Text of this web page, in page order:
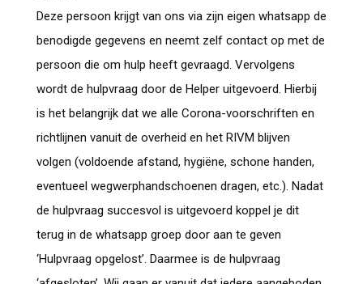
Deze persoon krijgt van ons via zijn eigen whatsapp de
benodigde gegevens en neemt zelf contact op met de
persoon die om hulp heeft gevraagd. Vervolgens
wordt de hulpvraag door de Helper uitgevoerd. Hierbij
is het belangrijk dat we alle Corona-voorschriften en
richtlijnen vanuit de overheid en het RIVM blijven
volgen (voldoende afstand, hygiëne, schone handen,
eventueel wegwerphandschoenen dragen, etc.). Nadat
de hulpvraag succesvol is uitgevoerd koppel je dit
terug in de whatsapp groep door aan te geven
‘Hulpvraag opgelost’. Daarmee is de hulpvraag